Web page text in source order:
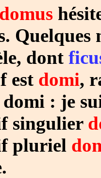
domus
Quelques
dont
est domi,
: je suis
singulier
pluriel